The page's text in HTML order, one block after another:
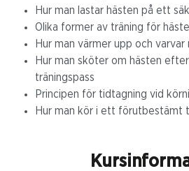
Hur man lastar hästen på ett
Olika former av träning för
Hur man värmer upp och varvar
Hur man sköter om hästen
träningspass
Principen för tidtagning vid
Hur man kör i ett förutbestämt